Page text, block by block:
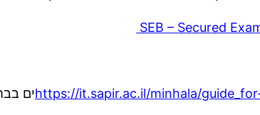
https://it.sapir.ac.il/minhala/ים